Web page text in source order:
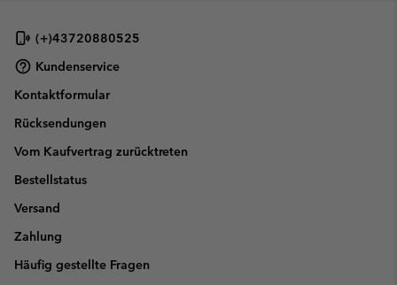
(+)43720880525
Kundenservice
Kontaktformular
Rücksendungen
Vom Kaufvertrag zurücktreten
Bestellstatus
Versand
Zahlung
Häufig gestellte Fragen